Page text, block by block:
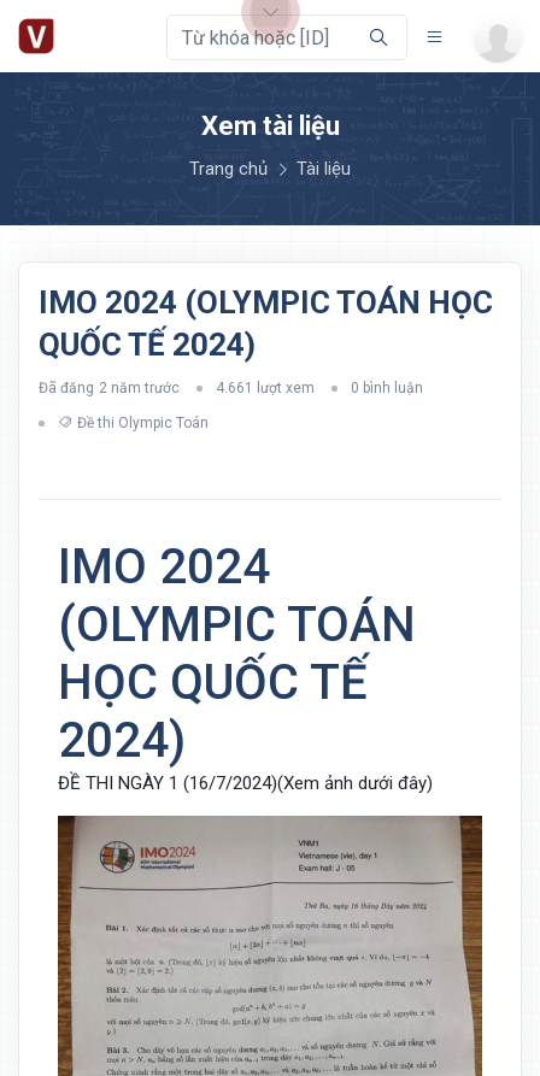
Xem tài liệu
Trang chủ Tài liệu
IMO 2024 (OLYMPIC TOÁN HỌC
QUỐC TẾ 2024)
Đã đăng 2 năm trước 4.661 lượt xem 0 bình luận
Đề thi Olympic Toán
IMO 2024
(OLYMPIC TOÁN
HỌC QUỐC TẾ
2024)
ĐỀ THI NGÀY 1 (16/7/2024)(Xem ảnh dưới đây)